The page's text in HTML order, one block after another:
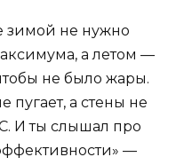
зимой не нужно
а летом —
не было жары.
пугает, а стены не
И ты слышал про
—